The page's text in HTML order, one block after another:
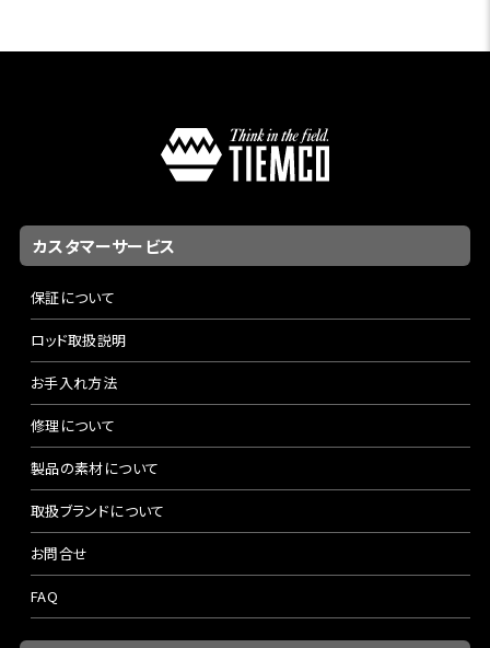
カスタマーサービス
保証について
ロッド取扱説明
お手入れ方法
修理について
製品の素材について
取扱ブランドについて
お問合せ
FAQ